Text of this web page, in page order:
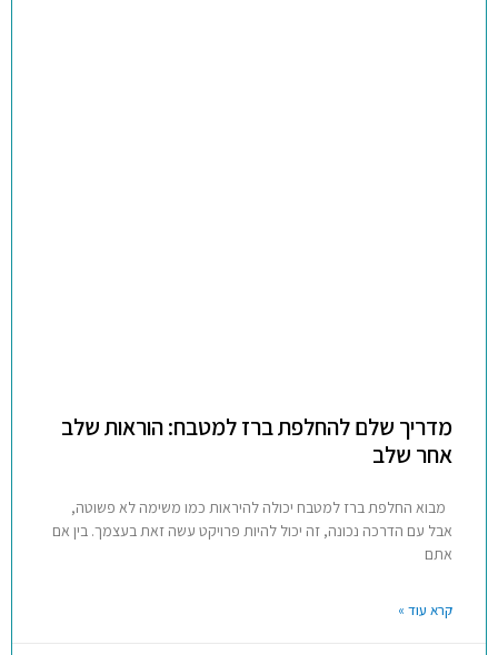
מדריך שלם להחלפת ברז למטבח: הוראות שלב
אחר שלב
מבוא החלפת ברז למטבח יכולה להיראות כמו משימה לא פשוטה,
אבל עם הדרכה נכונה, זה יכול להיות פרויקט עשה זאת בעצמך. בין אם
אתם
קרא עוד »